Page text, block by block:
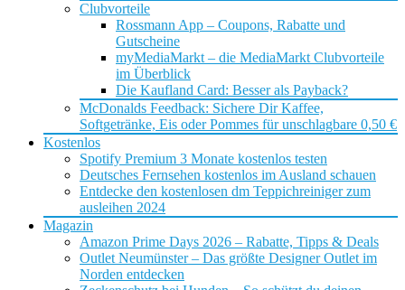
Clubvorteile
Rossmann App – Coupons, Rabatte und
Gutscheine
myMediaMarkt – die MediaMarkt Clubvorteile
im Überblick
Die Kaufland Card: Besser als Payback?
McDonalds Feedback: Sichere Dir Kaffee,
Softgetränke, Eis oder Pommes für unschlagbare 0,50 €
Kostenlos
Spotify Premium 3 Monate kostenlos testen
Deutsches Fernsehen kostenlos im Ausland schauen
Entdecke den kostenlosen dm Teppichreiniger zum
ausleihen 2024
Magazin
Amazon Prime Days 2026 – Rabatte, Tipps & Deals
Outlet Neumünster – Das größte Designer Outlet im
Norden entdecken